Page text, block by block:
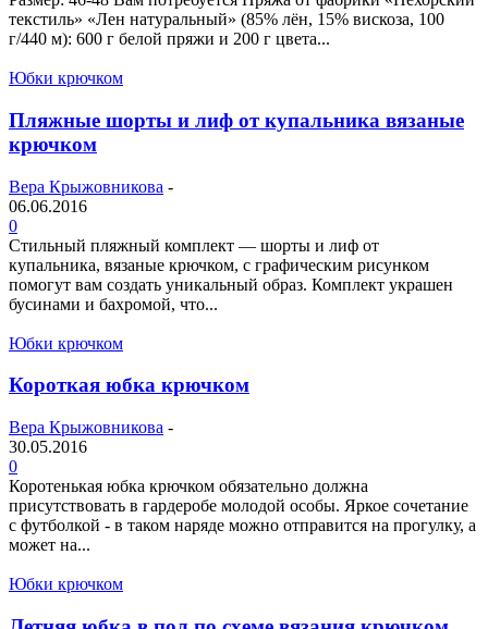
текстиль» «Лен натуральный» (85% лён, 15% вискоза, 100
г/440 м): 600 г белой пряжи и 200 г цвета...
Юбки крючком
Пляжные шорты и лиф от купальника вязаные
крючком
Вера Крыжовникова -
06.06.2016
0
Стильный пляжный комплект — шорты и лиф от
купальника, вязаные крючком, с графическим рисунком
помогут вам создать уникальный образ. Комплект украшен
бусинами и бахромой, что...
Юбки крючком
Короткая юбка крючком
Вера Крыжовникова -
30.05.2016
0
Коротенькая юбка крючком обязательно должна
присутствовать в гардеробе молодой особы. Яркое сочетание
с футболкой - в таком наряде можно отправится на прогулку, а
может на...
Юбки крючком